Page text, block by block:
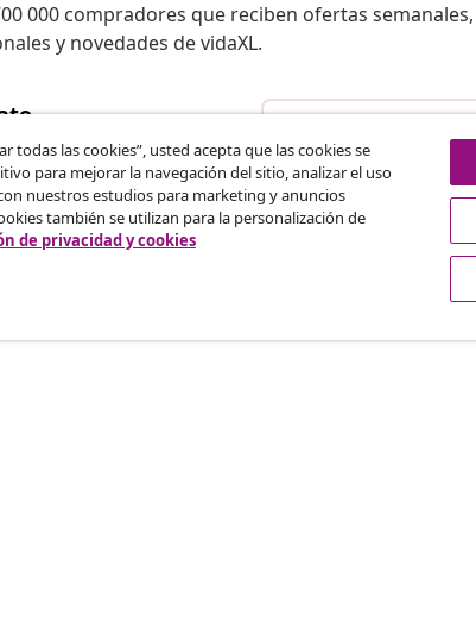
000 compradores que reciben ofertas semanales,
y novedades de vidaXL.
de tu pedido.
Empresas
todas las cookies”, usted acepta que las cookies se
para mejorar la navegación del sitio, analizar el uso
nuestros estudios para marketing y anuncios
también se utilizan para la personalización de
de privacidad y cookies